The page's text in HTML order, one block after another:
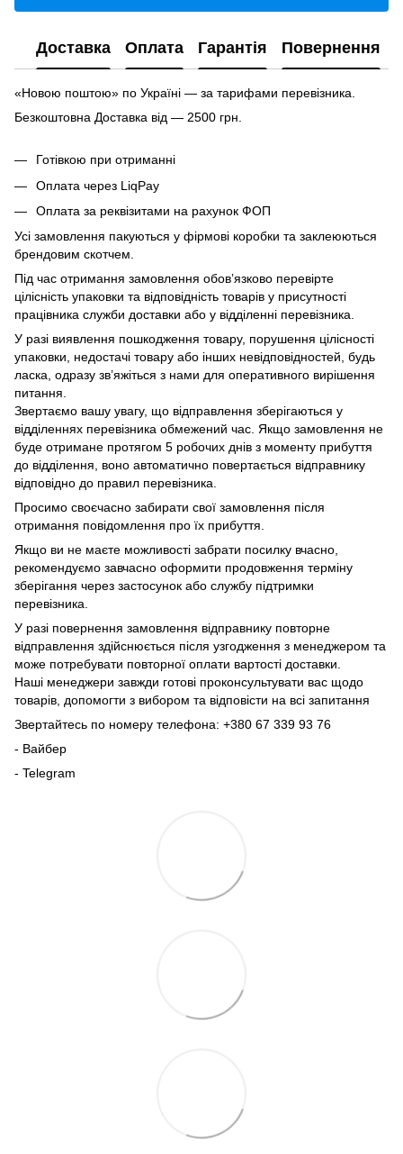
Доставка Оплата Гарантія Повернення
«Новою поштою» по Україні — за тарифами перевізника.
Безкоштовна Доставка від — 2500 грн.
Готівкою при отриманні
Оплата через LiqPay
Оплата за реквізитами на рахунок ФОП
Усі замовлення пакуються у фірмові коробки та заклеюються
брендовим скотчем.
Під час отримання замовлення обов’язково перевірте
цілісність упаковки та відповідність товарів у присутності
працівника служби доставки або у відділенні перевізника.
У разі виявлення пошкодження товару, порушення цілісності
упаковки, недостачі товару або інших невідповідностей, будь
ласка, одразу зв’яжіться з нами для оперативного вирішення
питання.
Звертаємо вашу увагу, що відправлення зберігаються у
відділеннях перевізника обмежений час. Якщо замовлення не
буде отримане протягом 5 робочих днів з моменту прибуття
до відділення, воно автоматично повертається відправнику
відповідно до правил перевізника.
Просимо своєчасно забирати свої замовлення після
отримання повідомлення про їх прибуття.
Якщо ви не маєте можливості забрати посилку вчасно,
рекомендуємо завчасно оформити продовження терміну
зберігання через застосунок або службу підтримки
перевізника.
У разі повернення замовлення відправнику повторне
відправлення здійснюється після узгодження з менеджером та
може потребувати повторної оплати вартості доставки.
Наші менеджери завжди готові проконсультувати вас щодо
товарів, допомогти з вибором та відповісти на всі запитання
Звертайтесь по номеру телефона: +380 67 339 93 76
- Вайбер
- Telegram